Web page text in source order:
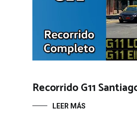
Recorrido G11
LEER MÁS